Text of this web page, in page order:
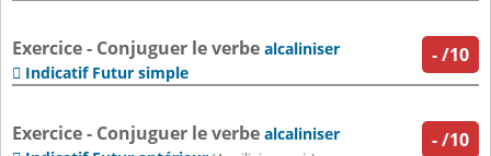
-/10
Exercice - Conjuguer le verbe alcaliniser
 Indicatif Futur simple
-/10
Exercice - Conjuguer le verbe alcaliniser